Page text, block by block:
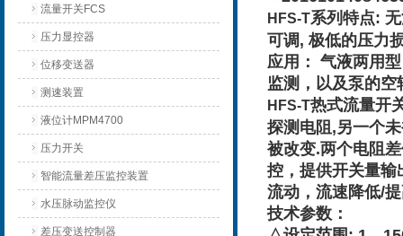
流量开关FCS
压力显控器
位移变送器
测速装置
液位计MPM4700
压力开关
智能流量差压监控装置
水压脉动监控仪
差压变送控制器
HFS-T系列特点:
可调, 极低的压力
应用： 气液两用
监测，以及泵的空
HFS-T热式流量开
探测电阻,另一个
被改变.两个电阻
控，提供开关量输
流动，流速降低/
技术参数：